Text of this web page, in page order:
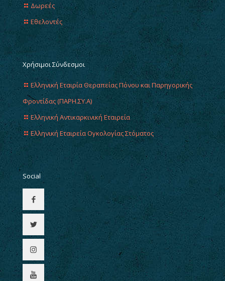
Δωρεές
Εθελοντές
Χρήσιμοι Σύνδεσμοι
Ελληνική Εταιρία Θεραπείας Πόνου και Παρηγορικής
Φροντίδας (ΠΑΡΗ.ΣΥ.Α)
Ελληνική Αντικαρκινική Εταιρεία
Ελληνική Εταιρεία Ογκολογίας Στόματος
Social